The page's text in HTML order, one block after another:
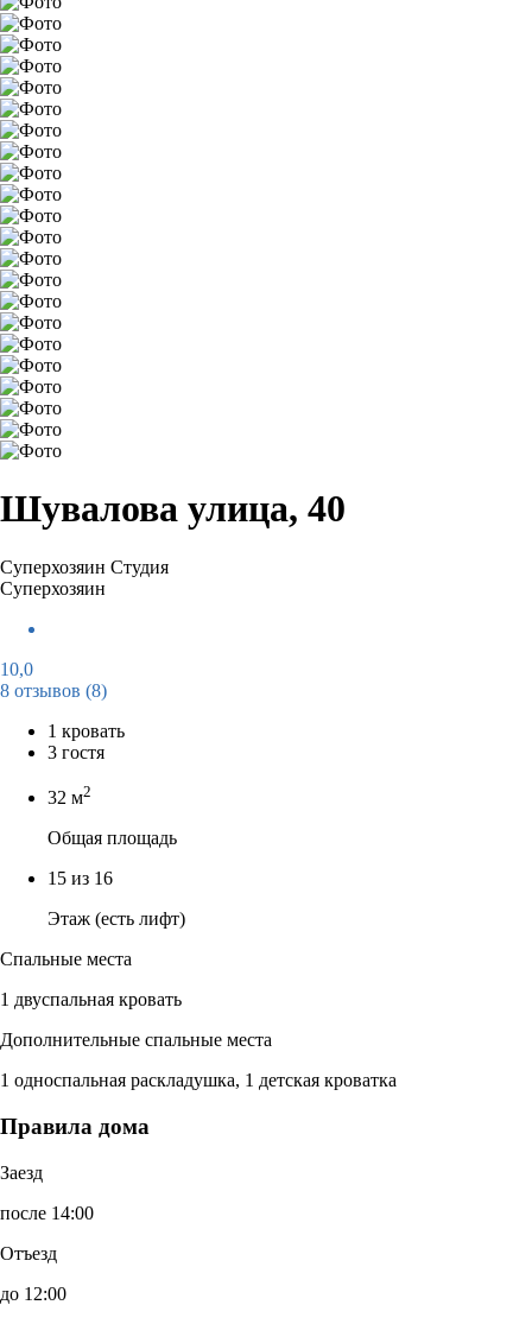
Шувалова улица, 40
Суперхозяин Студия
Суперхозяин
10,0
8 отзывов (8)
1 кровать
3 гостя
32 м2
Общая площадь
15 из 16
Этаж (есть лифт)
Спальные места
1 двуспальная кровать
Дополнительные спальные места
1 односпальная раскладушка, 1 детская кроватка
Правила дома
Заезд
после 14:00
Отъезд
до 12:00